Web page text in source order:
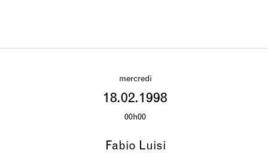
mercredi
18.02.1998
00h00
Fabio Luisi